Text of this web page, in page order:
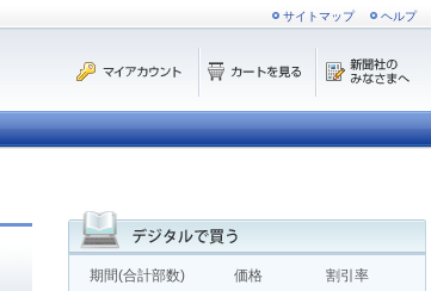
サイトマップ ヘルプ
期間(合計部数) 価格 割引率